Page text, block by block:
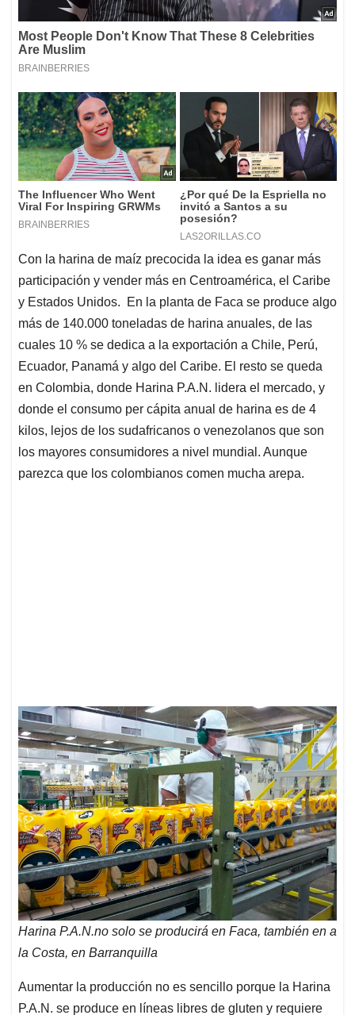
Con la harina de maíz precocida la idea es ganar más
participación y vender más en Centroamérica, el Caribe
y Estados Unidos. En la planta de Faca se produce algo
más de 140.000 toneladas de harina anuales, de las
cuales 10 % se dedica a la exportación a Chile, Perú,
Ecuador, Panamá y algo del Caribe. El resto se queda
en Colombia, donde Harina P.A.N. lidera el mercado, y
donde el consumo per cápita anual de harina es de 4
kilos, lejos de los sudafricanos o venezolanos que son
los mayores consumidores a nivel mundial. Aunque
parezca que los colombianos comen mucha arepa.
Harina P.A.N.no solo se producirá en Faca, también en a
la Costa, en Barranquilla
Aumentar la producción no es sencillo porque la Harina
P.A.N. se produce en líneas libres de gluten y requiere